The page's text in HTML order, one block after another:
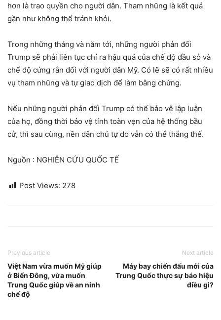
hơn là trao quyền cho người dân. Tham nhũng là kết quả
gần như không thể tránh khỏi.
Trong những tháng và năm tới, những người phản đối
Trump sẽ phải liên tục chỉ ra hậu quả của chế độ đầu sỏ và
chế độ cứng rắn đối với người dân Mỹ. Có lẽ sẽ có rất nhiều
vụ tham nhũng và tự giao dịch để làm bằng chứng.
Nếu những người phản đối Trump có thể bảo vệ lập luận
của họ, đồng thời bảo vệ tính toàn vẹn của hệ thống bầu
cử, thì sau cùng, nền dân chủ tự do vẫn có thể thắng thế.
Nguồn : NGHIÊN CỨU QUỐC TẾ
Post Views: 278
Previous article
Việt Nam vừa muốn Mỹ giúp
ở Biển Đông, vừa muốn
Trung Quốc giúp về an ninh
chế độ
Next article
Máy bay chiến đấu mới của
Trung Quốc thực sự báo hiệu
điều gì?